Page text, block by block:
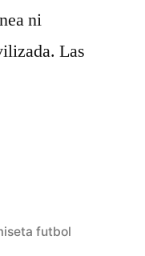
ni
Las
futbol